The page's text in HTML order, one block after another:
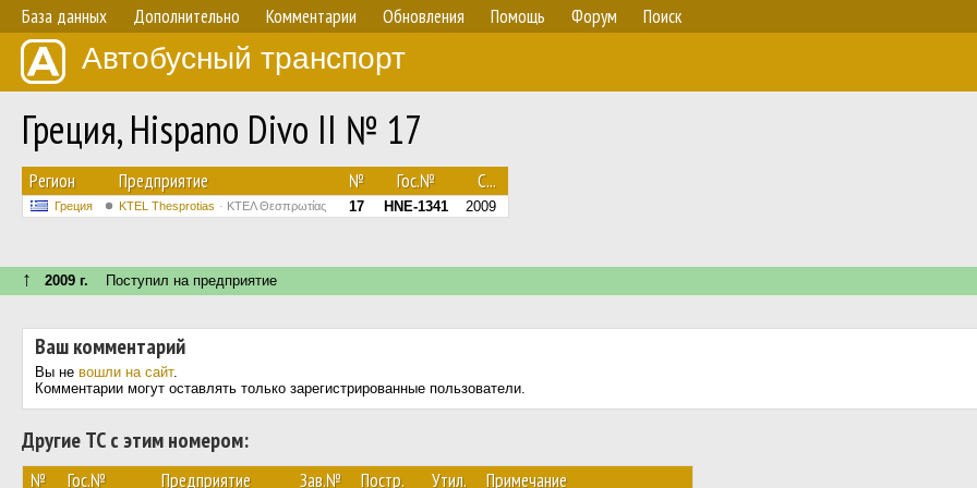
База данных Дополнительно Комментарии Обновления Помощь Форум Поиск
Автобусный транспорт
Греция, Hispano Divo II № 17
Регион Предприятие № Гос.№ С...
Греция KTEL Thesprotias ΚΤΕΛ Θεσπρωτίας 17 HNE-1341 2009
↑ 2009 г. Поступил на предприятие
Ваш комментарий
Вы не вошли на сайт.
Комментарии могут оставлять только зарегистрированные пользователи.
Другие ТС с этим номером:
№ Гос.№ Предприятие Зав.№ Постр. Утил. Примечание